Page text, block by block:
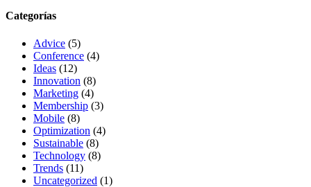
Categorías
Advice (5)
Conference (4)
Ideas (12)
Innovation (8)
Marketing (4)
Membership (3)
Mobile (8)
Optimization (4)
Sustainable (8)
Technology (8)
Trends (11)
Uncategorized (1)